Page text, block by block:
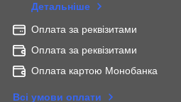
Детальніше
Оплата за реквізитами
Оплата за реквізитами
Оплата картою Монобанка
Всі умови оплати